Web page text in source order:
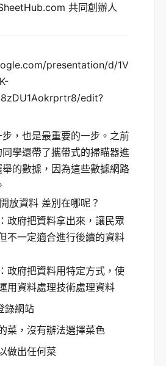
共同創辦人
presentation/d/1V
edit?
，也是最重要的一步。之前
學還帶了攜帶式的掃瞄器進
的數據，因為這些數據網路
放資料 差別在哪呢？
政府把資料拿出來，讓民眾
不一定適合進行後續的資料
政府把資料用特定方式，使
用資料處理技術處理資料
錄網站
菜，沒有辦法選擇菜色
做出任何菜